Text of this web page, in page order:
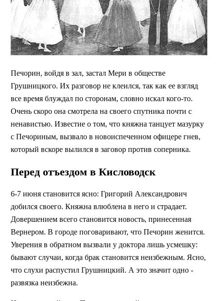
Печорин, войдя в зал, застал Мери в обществе
Грушницкого. Их разговор не клеился, так как ее взгляд
все время блуждал по сторонам, словно искал кого-то.
Очень скоро она смотрела на своего спутника почти с
ненавистью. Известие о том, что княжна танцует мазурку
с Печориным, вызвало в новоиспеченном офицере гнев,
который вскоре вылился в заговор против соперника.
Перед отъездом в Кисловодск
6-7 июня становится ясно: Григорий Александрович
добился своего. Княжна влюблена в него и страдает.
Довершением всего становится новость, принесенная
Вернером. В городе поговаривают, что Печорин женится.
Уверения в обратном вызвали у доктора лишь усмешку:
бывают случаи, когда брак становится неизбежным. Ясно,
что слухи распустил Грушницкий. А это значит одно -
развязка неизбежна.